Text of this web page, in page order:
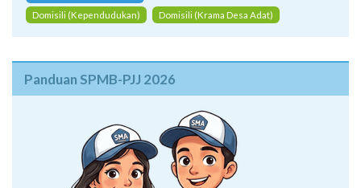
Domisili (Kependudukan)
Domisili (Krama Desa Adat)
Panduan SPMB-PJJ 2026